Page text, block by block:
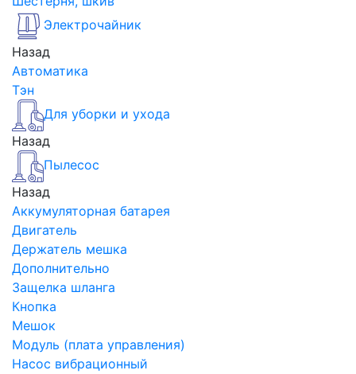
Электрочайник
Назад
Автоматика
Тэн
Для уборки и ухода
Назад
Пылесос
Назад
Аккумуляторная батарея
Двигатель
Держатель мешка
Дополнительно
Защелка шланга
Кнопка
Мешок
Модуль (плата управления)
Насос вибрационный